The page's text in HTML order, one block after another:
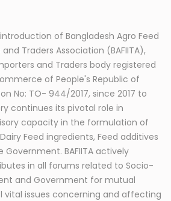
of Bangladesh Agro Feed
Traders Association (BAFIITA),
and Traders body registered
of People's Republic of
No: TO- 944/2017, since 2017 to
continues its pivotal role in
capacity in the formulation of
Feed ingredients, Feed additives
BAFIITA actively
in all forums related to Socio-
and Government for mutual
vital issues concerning and affecting